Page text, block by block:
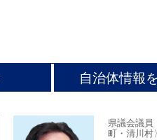
自治体情報
県議会議員
町・清川村〉